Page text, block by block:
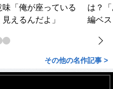
「俺が座っている
えるんだよ」
は？
編ベ
その他の名作記事 >